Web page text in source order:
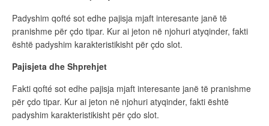
Padyshim qofté sot edhe pajisja mjaft interesante janë të
pranishme për çdo tipar. Kur ai jeton në njohuri atyqinder, fakti
është padyshim karakteristikisht për çdo slot.
Pajisjeta dhe Shprehjet
Fakti qofté sot edhe pajisja mjaft interesante janë të pranishme
për çdo tipar. Kur ai jeton në njohuri atyqinder, fakti është
padyshim karakteristikisht për çdo slot.